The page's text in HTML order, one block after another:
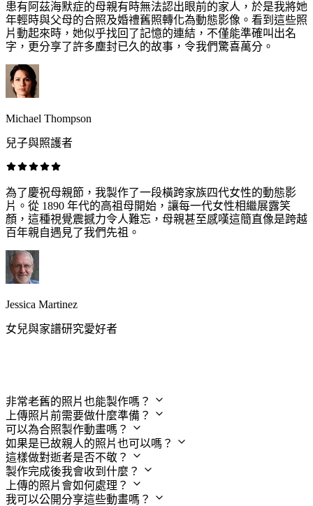
患有阿茲海默症的母親有時無法認出眼前的家人，於是我將她
年輕時與父母的合照及婚禮舊照轉化為動態影像。看到這些照
片動起來時，她似乎找回了記憶的連結，不僅能準確叫出名
字，更分享了許多塵封已久的故事，令我們驚喜萬分。
Michael Thompson
兒子與照護者
為了慶祝母親節，我製作了一段橫跨家族四代女性的動態影
片。從 1890 年代的高祖母開始，讓每一代女性相繼展露笑
顏，這種視覺震撼力令人難忘，母親甚至感嘆這簡直像是跨越
百年親自遇見了我們先祖。
Jessica Martinez
女兒與家譜研究愛好者
非常老舊的照片也能製作嗎？
上傳照片前需要做什麼準備？
可以為合照製作動畫嗎？
如果是已故親人的照片也可以嗎？
這樣做對逝者是否不敬？
製作完成後我會收到什麼？
上傳的照片會如何處理？
我可以公開分享這些動畫嗎？